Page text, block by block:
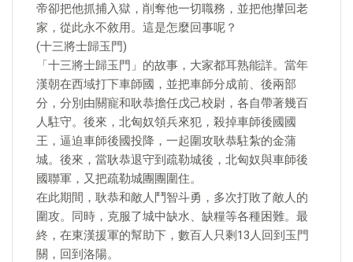
帝卻把他抓捕入獄，削奪他一切職務，並把他攆回老
家，從此永不敘用。這是怎麼回事呢？
(十三將士歸玉門)
「十三將士歸玉門」的故事，大家都耳熟能詳。當年
漢朝在西域打下車師國，並把車師分成前、後兩部
分，分別由關寵和耿恭擔任戊己校尉，各自帶著幾百
人駐守。後來，北匈奴領兵來犯，殺掉車師後國國
王，逼迫車師後國投降，一起圍攻耿恭駐紮的金蒲
城。後來，當耿恭退守到疏勒城後，北匈奴與車師後
國聯軍，又把疏勒城團團圍住。
在此期間，耿恭和敵人鬥智斗勇，多次打敗了敵人的
圍攻。同時，克服了城中缺水、缺糧等各種困難。最
終，在東漢援軍的幫助下，數百人只剩13人回到玉門
關，回到洛陽。